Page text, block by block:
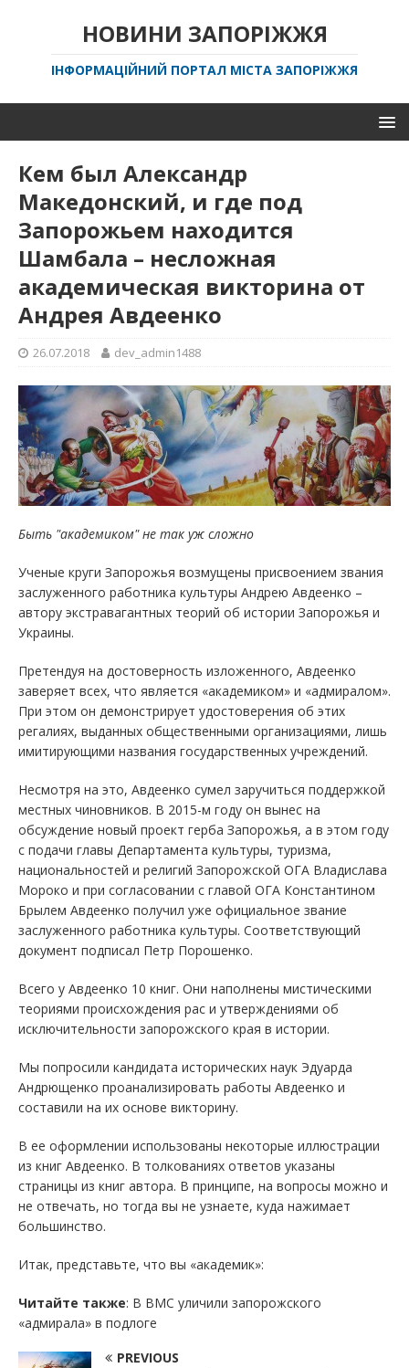
НОВИНИ ЗАПОРІЖЖЯ
ІНФОРМАЦІЙНИЙ ПОРТАЛ МІСТА ЗАПОРІЖЖЯ
Кем был Александр
Македонский, и где под
Запорожьем находится
Шамбала – несложная
академическая викторина от
Андрея Авдеенко
26.07.2018 dev_admin1488
Быть "академиком" не так уж сложно
Ученые круги Запорожья возмущены присвоением звания
заслуженного работника культуры Андрею Авдеенко –
автору экстравагантных теорий об истории Запорожья и
Украины.
Претендуя на достоверность изложенного, Авдеенко
заверяет всех, что является «академиком» и «адмиралом».
При этом он демонстрирует удостоверения об этих
регалиях, выданных общественными организациями, лишь
имитирующими названия государственных учреждений.
Несмотря на это, Авдеенко сумел заручиться поддержкой
местных чиновников. В 2015-м году он вынес на
обсуждение новый проект герба Запорожья, а в этом году
с подачи главы Департамента культуры, туризма,
национальностей и религий Запорожской ОГА Владислава
Мороко и при согласовании с главой ОГА Константином
Брылем Авдеенко получил уже официальное звание
заслуженного работника культуры. Соответствующий
документ подписал Петр Порошенко.
Всего у Авдеенко 10 книг. Они наполнены мистическими
теориями происхождения рас и утверждениями об
исключительности запорожского края в истории.
Мы попросили кандидата исторических наук Эдуарда
Андрющенко проанализировать работы Авдеенко и
составили на их основе викторину.
В ее оформлении использованы некоторые иллюстрации
из книг Авдеенко. В толкованиях ответов указаны
страницы из книг автора. В принципе, на вопросы можно и
не отвечать, но тогда вы не узнаете, куда нажимает
большинство.
Итак, представьте, что вы «академик»:
Читайте также: В ВМС уличили запорожского
«адмирала» в подлоге
PREVIOUS